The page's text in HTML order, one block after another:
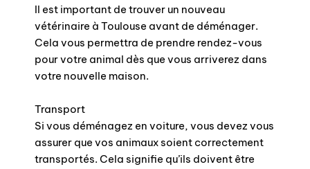
Il est important de trouver un nouveau
vétérinaire à Toulouse avant de déménager.
Cela vous permettra de prendre rendez-vous
pour votre animal dès que vous arriverez dans
votre nouvelle maison.
Transport
Si vous déménagez en voiture, vous devez vous
assurer que vos animaux soient correctement
transportés. Cela signifie qu’ils doivent être